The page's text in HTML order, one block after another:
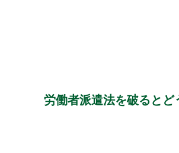
労働者派遣法を破るとど